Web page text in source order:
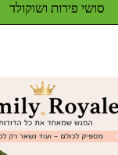
סושי פירות ושוקולד